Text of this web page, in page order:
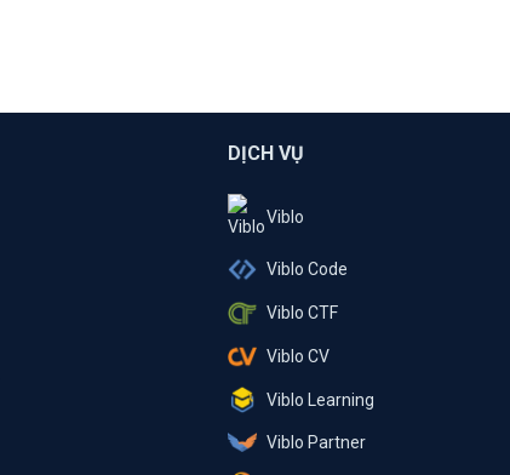
DỊCH VỤ
Viblo
Viblo Code
Viblo CTF
Viblo CV
Viblo Learning
Viblo Partner